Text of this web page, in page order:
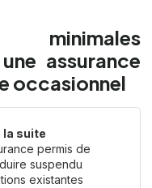
assurance
occasionnel
la suite
permis de
suspendu
existantes